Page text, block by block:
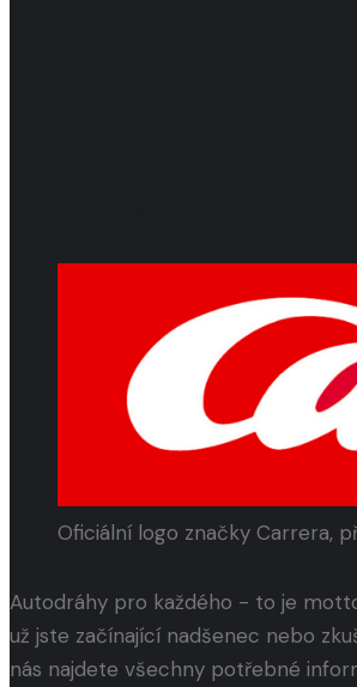
Oficiální logo značky Carrera,
Autodráhy pro každého - to je
už jste začínající nadšenec nebo
nás najdete všechny potřebné